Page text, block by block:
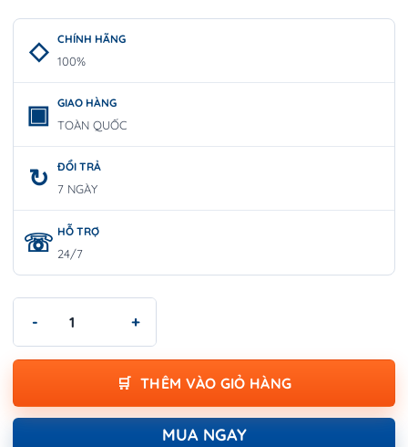
CHÍNH HÃNG
100%
GIAO HÀNG
TOÀN QUỐC
ĐỔI TRẢ
7 NGÀY
HỖ TRỢ
24/7
THÊM VÀO GIỎ HÀNG
MUA NGAY